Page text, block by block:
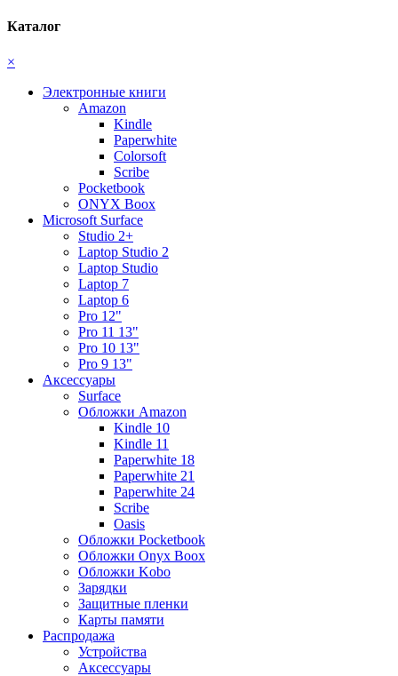
Каталог
×
Электронные книги
Amazon
Kindle
Paperwhite
Colorsoft
Scribe
Pocketbook
ONYX Boox
Microsoft Surface
Studio 2+
Laptop Studio 2
Laptop Studio
Laptop 7
Laptop 6
Pro 12"
Pro 11 13"
Pro 10 13"
Pro 9 13"
Аксессуары
Surface
Обложки Amazon
Kindle 10
Kindle 11
Paperwhite 18
Paperwhite 21
Paperwhite 24
Scribe
Oasis
Обложки Pocketbook
Обложки Onyx Boox
Обложки Kobo
Зарядки
Защитные пленки
Карты памяти
Распродажа
Устройства
Аксессуары